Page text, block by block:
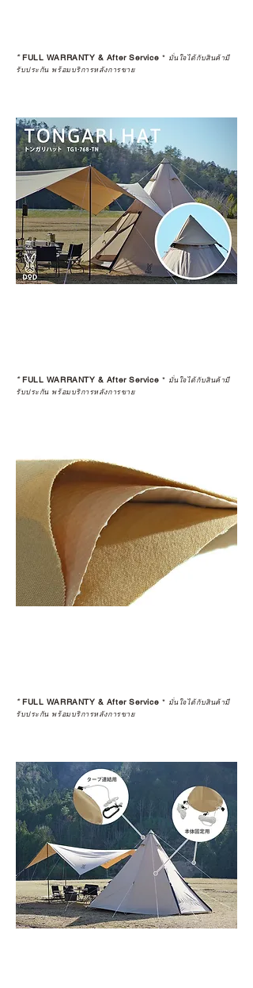
*FULL WARRANTY & After Service * มั่นใจได้กับสินค้ามี
รับประกัน พร้อมบริการหลังการขาย
*FULL WARRANTY & After Service * มั่นใจได้กับสินค้ามี
รับประกัน พร้อมบริการหลังการขาย
*FULL WARRANTY & After Service * มั่นใจได้กับสินค้ามี
รับประกัน พร้อมบริการหลังการขาย